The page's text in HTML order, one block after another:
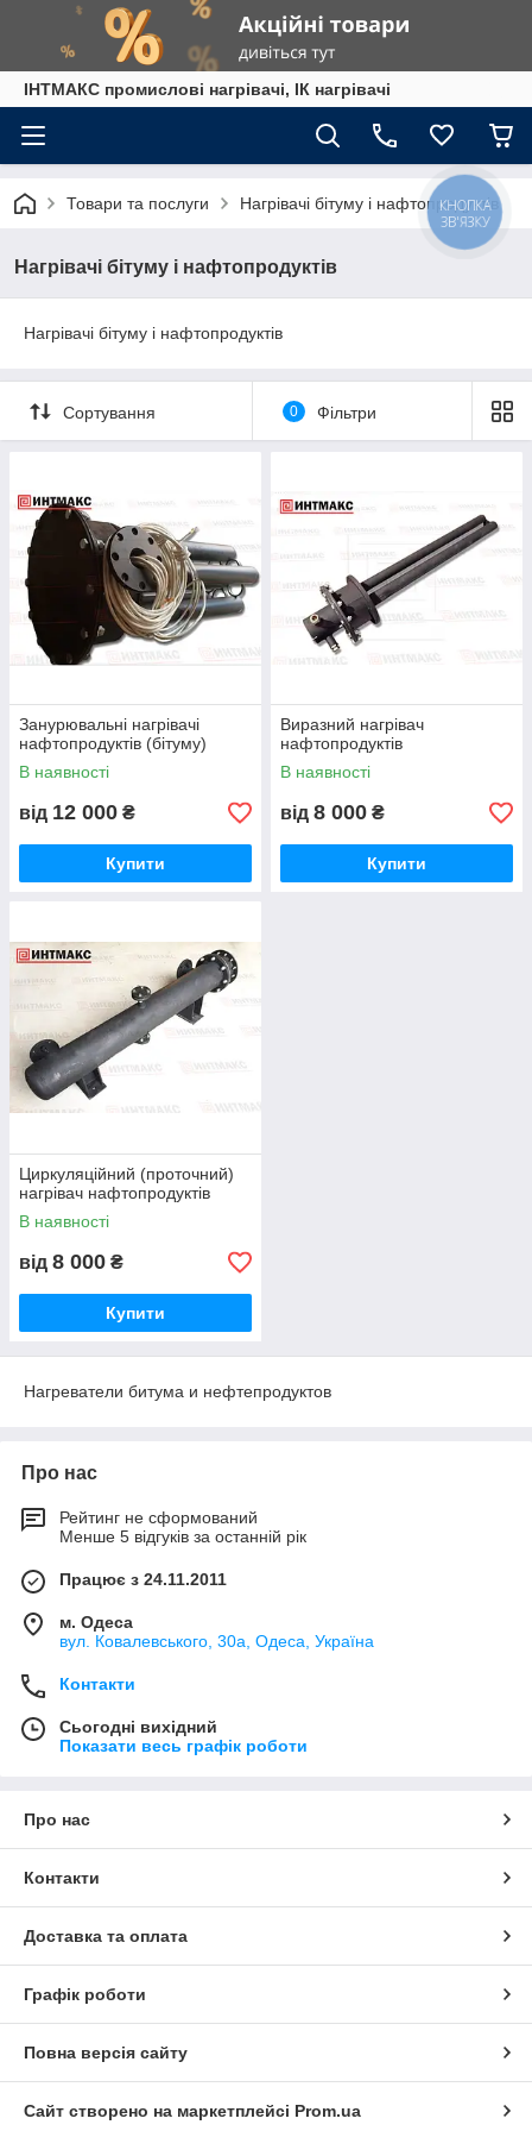
ІНТМАКС промислові нагрівачі, ІК нагрівачі
Товари та послуги Нагрівачі бітуму і нафтопродуктів
Нагрівачі бітуму і нафтопродуктів
Нагрівачі бітуму і нафтопродуктів
Сортування 0 Фільтри
Занурювальні нагрівачі
нафтопродуктів (бітуму)
В наявності
від 12 000 ₴
Купити
Виразний нагрівач
нафтопродуктів
В наявності
від 8 000 ₴
Купити
Циркуляційний (проточний)
нагрівач нафтопродуктів
В наявності
від 8 000 ₴
Купити
Нагреватели битума и нефтепродуктов
Про нас
Рейтинг не сформований
Менше 5 відгуків за останній рік
Працює з 24.11.2011
м. Одеса
вул. Ковалевського, 30а, Одеса, Україна
Контакти
Сьогодні вихідний
Показати весь графік роботи
Про нас
Контакти
Доставка та оплата
Графік роботи
Повна версія сайту
Сайт створено на маркетплейсі Prom.ua
КНОПКА
ЗВ'ЯЗКУ